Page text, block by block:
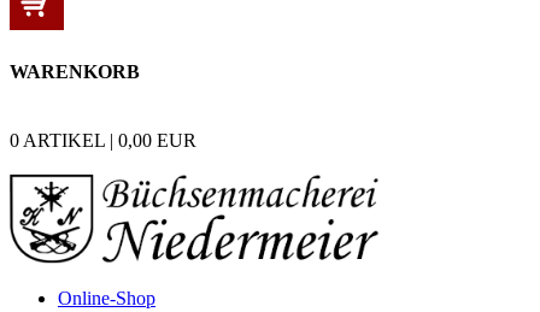
WARENKORB
0 ARTIKEL | 0,00 EUR
Online-Shop